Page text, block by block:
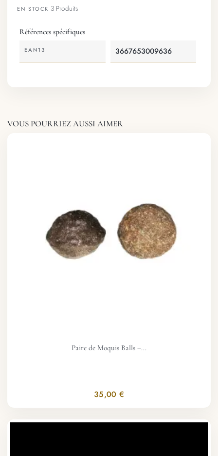
EN STOCK 3 Produits
Références spécifiques
EAN13 3667653009636
VOUS POURRIEZ AUSSI AIMER
Paire de Moquis Balls –...
35,00 €